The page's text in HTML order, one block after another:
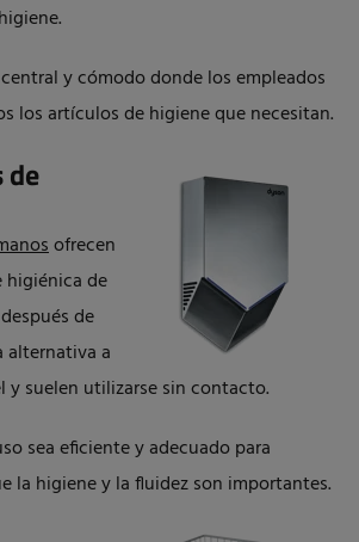
y cómodo donde los empleados
los artículos de higiene que necesitan.
de
ofrecen
higiénica de
de
alternativa a
y suelen utilizarse sin contacto.
sea eficiente y adecuado para
la higiene y la fluidez son importantes.